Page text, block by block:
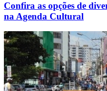
Confira as opções de
na Agenda Cultural